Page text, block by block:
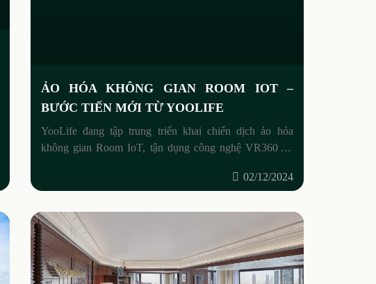
ẢO HÓA KHÔNG GIAN ROOM IOT –
BƯỚC TIẾN MỚI TỪ YOOLIFE
YooLife đang tập trung triển khai chiến dịch ảo hóa
không gian Room IoT, tận dụng công nghệ VR360 và
02/12/2024